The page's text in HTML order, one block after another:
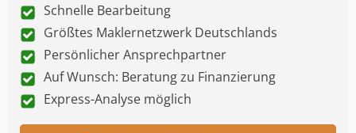
Schnelle Bearbeitung
Größtes Maklernetzwerk Deutschlands
Persönlicher Ansprechpartner
Auf Wunsch: Beratung zu Finanzierung
Express-Analyse möglich